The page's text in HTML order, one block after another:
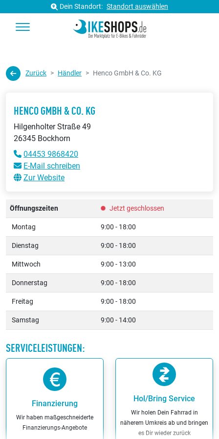
Dein Standort: Standort auswählen
Zurück Händler Henco GmbH & Co. KG
HENCO GMBH & CO. KG
Hilgenholter Straße 49
26345 Bockhorn
04453 9868420
E-Mail schreiben
Zur Website
Öffnungszeiten Jetzt geschlossen
Montag 9:00 - 18:00
Dienstag 9:00 - 18:00
Mittwoch 9:00 - 13:00
Donnerstag 9:00 - 18:00
Freitag 9:00 - 18:00
Samstag 9:00 - 14:00
SERVICELEISTUNGEN:
Finanzierung
Wir haben maßgeschneiderte
Finanzierungs-Angebote
Hol/Bring Service
Wir holen Dein Fahrrad in
näherem Umkreis ab und bringen
es Dir wieder zurück